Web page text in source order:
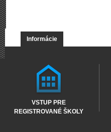
Informácie
VSTUP PRE
REGISTROVANÉ ŠKOLY